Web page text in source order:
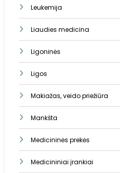
Leukemija
Liaudies medicina
Ligoninės
Ligos
Makiažas, veido priežiūra
Mankšta
Medicininės prekės
Medicininiai įrankiai